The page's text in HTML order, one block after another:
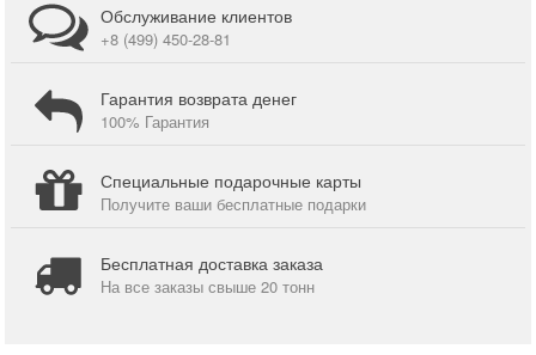
Обслуживание клиентов
+8 (499) 450-28-81
Гарантия возврата денег
100% Гарантия
Специальные подарочные карты
Получите ваши бесплатные подарки
Бесплатная доставка заказа
На все заказы свыше 20 тонн